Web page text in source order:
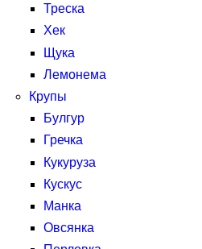
Треска
Хек
Щука
Лемонема
Крупы
Булгур
Гречка
Кукуруза
Кускус
Манка
Овсянка